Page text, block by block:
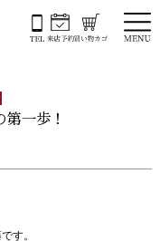
一歩！
す。